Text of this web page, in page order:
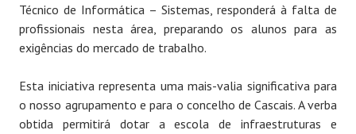
Técnico de Informática – Sistemas, responderá à falta de
profissionais nesta área, preparando os alunos para as
exigências do mercado de trabalho.
Esta iniciativa representa uma mais-valia significativa para
o nosso agrupamento e para o concelho de Cascais. A verba
obtida permitirá dotar a escola de infraestruturas e